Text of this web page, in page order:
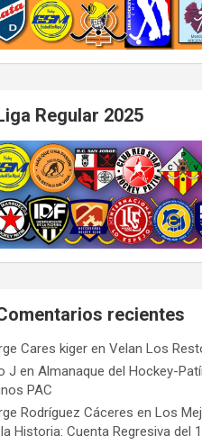
Regular 2025
recientes
Cares kiger enVelan Los
J enAlmanaque del Hockey-
PAC
Rodríguez Cáceres enLos
Historia: Cuenta Regresiva del